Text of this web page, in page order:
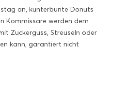
an, kunterbunte Donuts
Kommissare werden dem
Zuckerguss, Streuseln oder
kann, garantiert nicht